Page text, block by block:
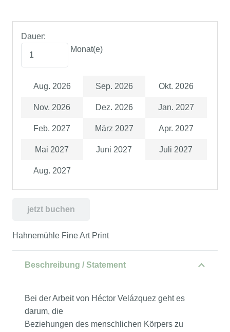
Dauer:
Monat(e)
Aug. 2026 Sep. 2026 Okt. 2026
Nov. 2026 Dez. 2026 Jan. 2027
Feb. 2027 März 2027 Apr. 2027
Mai 2027 Juni 2027 Juli 2027
Aug. 2027
jetzt buchen
Hahnemühle Fine Art Print
Beschreibung / Statement
Bei der Arbeit von Héctor Velázquez geht es
darum, die
Beziehungen des menschlichen Körpers zu